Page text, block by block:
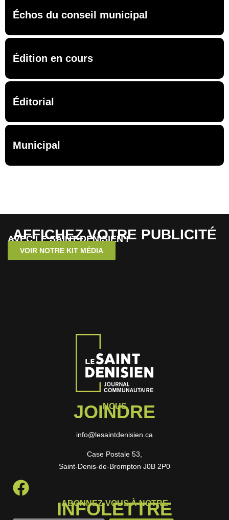
Échos du conseil municipal
Édition en cours
Éditorial
Municipal
AFFICHEZ VOTRE PUBLICITÉ
AVEC LE SAINT-DENISIEN !
VOIR NOTRE KIT MÉDIA
NOUS
JOINDRE
info@lesaintdenisien.ca
Case Postale 53,
Saint-Denis-de-Brompton J0B 2P0
ABONNEZ-VOUS À NOTRE
INFOLETTRE